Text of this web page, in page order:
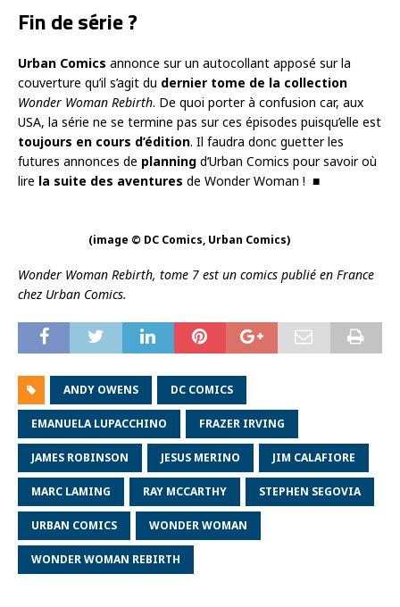
Fin de série ?
Urban Comics annonce sur un autocollant apposé sur la
couverture qu’il s’agit du dernier tome de la collection
Wonder Woman Rebirth. De quoi porter à confusion car, aux
USA, la série ne se termine pas sur ces épisodes puisqu’elle est
toujours en cours d’édition. Il faudra donc guetter les
futures annonces de planning d’Urban Comics pour savoir où
lire la suite des aventures de Wonder Woman ! ■
(image © DC Comics, Urban Comics)
Wonder Woman Rebirth, tome 7 est un comics publié en France
chez Urban Comics.
ANDY OWENS DC COMICS
EMANUELA LUPACCHINO FRAZER IRVING
JAMES ROBINSON JESUS MERINO JIM CALAFIORE
MARC LAMING RAY MCCARTHY STEPHEN SEGOVIA
URBAN COMICS WONDER WOMAN
WONDER WOMAN REBIRTH